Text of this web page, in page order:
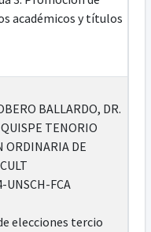
académicos y títulos
BALLARDO, DR.
TENORIO
ORDINARIA DE
UNSCH-FCA
elecciones tercio